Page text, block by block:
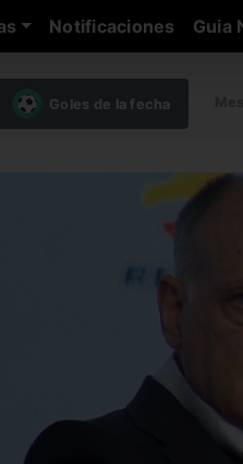
Notificaciones Guia
Goles de la fecha